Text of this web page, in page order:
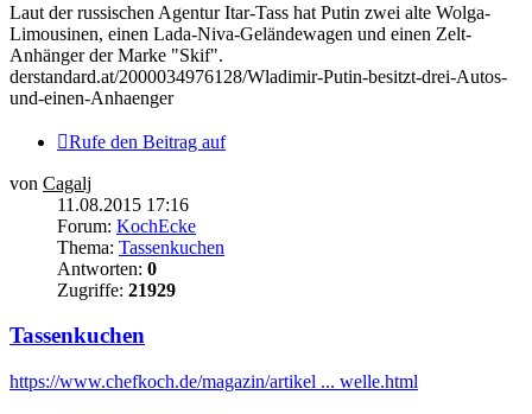
Laut der russischen Agentur Itar-Tass hat Putin zwei alte Wolga-
Limousinen, einen Lada-Niva-Geländewagen und einen Zelt-
Anhänger der Marke "Skif".
derstandard.at/2000034976128/Wladimir-Putin-besitzt-drei-Autos-
und-einen-Anhaenger
Rufe den Beitrag auf
von Cagalj
11.08.2015 17:16
Forum: KochEcke
Thema: Tassenkuchen
Antworten: 0
Zugriffe: 21929
Tassenkuchen
https://www.chefkoch.de/magazin/artikel ... welle.html